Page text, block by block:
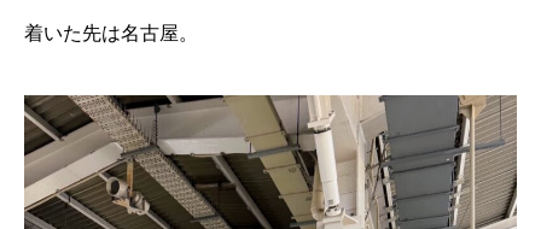
着いた先は名古屋。